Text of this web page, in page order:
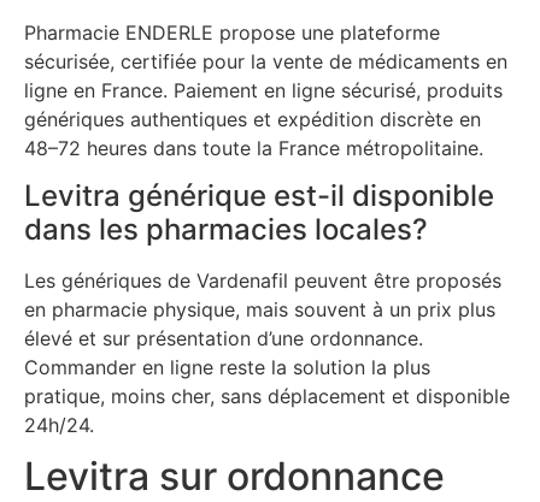
Pharmacie ENDERLE propose une plateforme
sécurisée, certifiée pour la vente de médicaments en
ligne en France. Paiement en ligne sécurisé, produits
génériques authentiques et expédition discrète en
48–72 heures dans toute la France métropolitaine.
Levitra générique est-il disponible
dans les pharmacies locales?
Les génériques de Vardenafil peuvent être proposés
en pharmacie physique, mais souvent à un prix plus
élevé et sur présentation d’une ordonnance.
Commander en ligne reste la solution la plus
pratique, moins cher, sans déplacement et disponible
24h/24.
Levitra sur ordonnance